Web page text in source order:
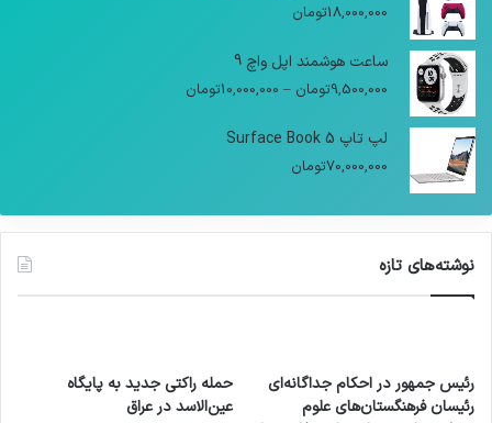
18,000,000تومان
ساعت هوشمند اپل واچ 9
9,500,000تومان –
10,000,000تومان
لپ تاپ Surface Book 5
70,000,000تومان
نوشته‌های تازه
رئیس جمهور در احکام جداگانه‌ای
رئیسان فرهنگستان‌های علوم
حمله راکتی جدید به پایگاه
عین‌الاسد در عراق